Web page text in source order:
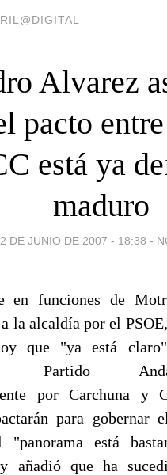
Alvarez
pacto
está ya
maduro
DE JUNIO DE 2007 - 18:38 -
en funciones de
la alcaldía por el
que "ya está
Partido
por Carchuna y
para gobernar
"panorama está
añadió que ha